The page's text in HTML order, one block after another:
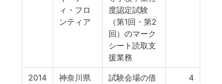
ィ・フロ
ンティア
度認定試験
（第1回・第2
回）のマーク
シート読取支
援業務
2014
神奈川県
試験会場の借
4